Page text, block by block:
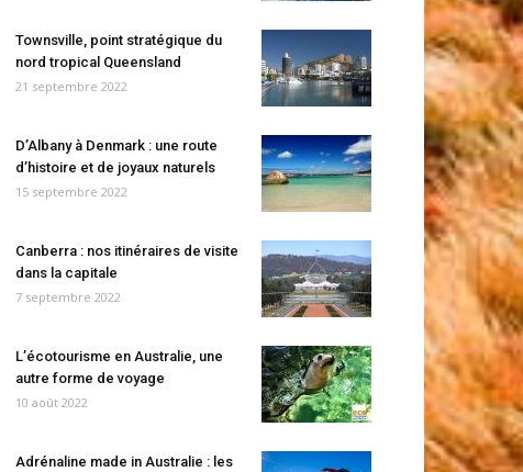
Townsville, point stratégique du
nord tropical Queensland
21 septembre 2022
D’Albany à Denmark : une route
d’histoire et de joyaux naturels
15 septembre 2022
Canberra : nos itinéraires de visite
dans la capitale
7 septembre 2022
L’écotourisme en Australie, une
autre forme de voyage
10 août 2022
Adrénaline made in Australie : les